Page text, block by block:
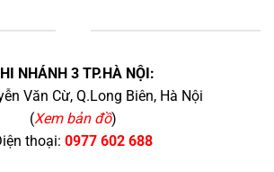
NHÁNH 3 TP.HÀ NỘI:
Văn Cừ, Q.Long Biên, Hà Nội
(Xem bản đồ)
thoại: 0977 602 688